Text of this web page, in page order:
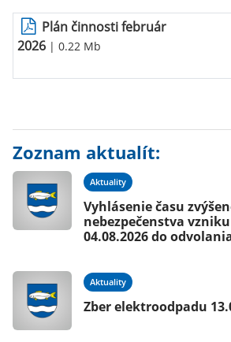
Plán činnosti február
2026 | 0.22 Mb
Zoznam aktualít:
Aktuality
Vyhlásenie času
nebezpečenstva
04.08.2026 do
Aktuality
Zber elektroodpadu